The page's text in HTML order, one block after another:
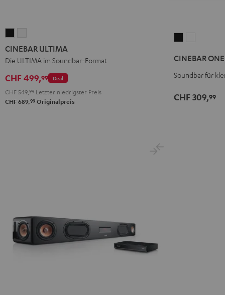
ULTIMA
Schwarz
ULTIMA
Weiß
CINEBAR ULTIMA
Die ULTIMA im Soundbar-Format
Deal
CHF 499,99
CHF 549, 99 Letzter niedrigster Preis
CHF 689,99 Originalpreis
BlackWhite
CINEBAR ONE
Soundbar für
CHF 309,99